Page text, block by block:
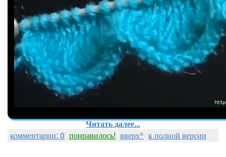
Читать далее...
комментарии: 0 понравилось! вверх^ к полной версии